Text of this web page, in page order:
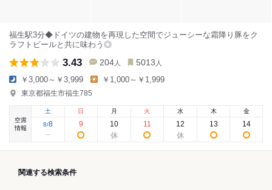
福生駅3分◆ドイツの建物を再現した空間でジューシーな霜降り豚をク
ラフトビールと共に味わう◎
3.43 204 人 5013 人
￥3,000～￥3,999 ￥1,000～￥1,999
東京都福生市福生785
空席
情報
土
8/8
日
9
月
10
火
11
水
12
木
13
金
14
関連する検索条件